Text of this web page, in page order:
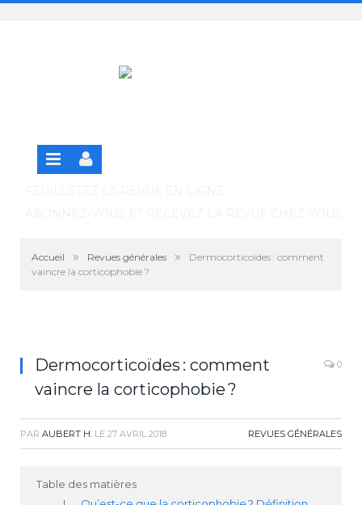
Panneau de gestion des cookies
SE CONNECTER
S'INSCRIRE GRATUITEMENT À LA VERSION EN
Accueil » Revues générales »
Dermocorticoïdes : comment
vaincre la corticophobie ?
Dermocorticoïdes : comment
vaincre la corticophobie ?
0
PAR AUBERT H. LE 27 AVRIL 2018 REVUES GÉNÉRALES
Table des matières